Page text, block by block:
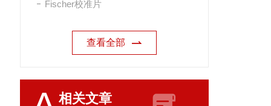
Fischer校准片
查看全部
相关文章